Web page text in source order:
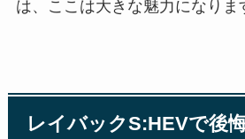
は、ここは大きな魅力になりま
レイバックS:HEVで後